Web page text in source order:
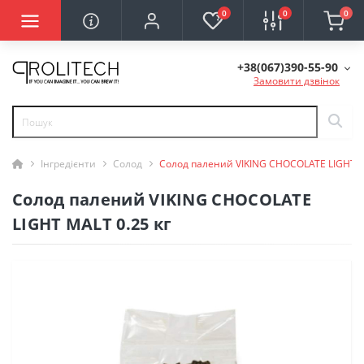
0 0 0
+38(067)390-55-90
Замовити дзвінок
Інгредієнти Солод Солод палений VIKING CHOCOLATE LIGHT
Солод палений VIKING CHOCOLATE
LIGHT MALT 0.25 кг